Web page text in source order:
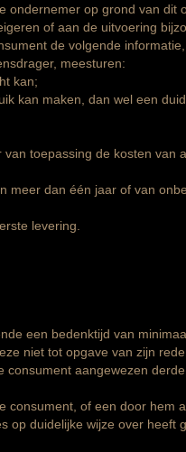
op grond van dit
of aan de uitvoering
de volgende
meesturen:
kan;
kan maken, dan wel een
toepassing de kosten van
meer dan één jaar of van
levering.
een bedenktijd van
niet tot opgave van zijn
aangewezen
of een door hem
duidelijke wijze over heeft